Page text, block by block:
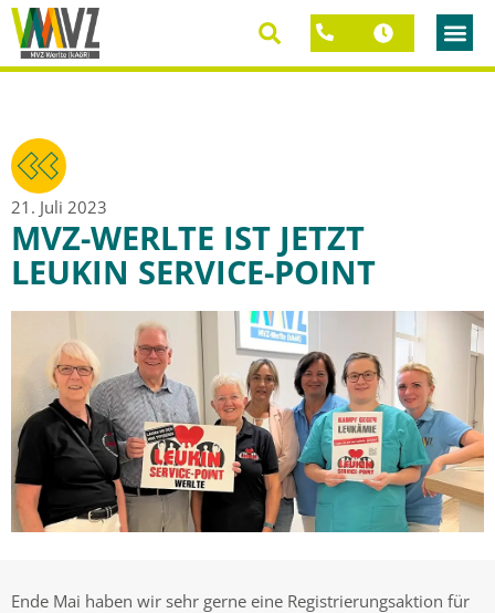
21. Juli 2023
MVZ-WERLTE IST JETZT
LEUKIN SERVICE-POINT
Ende Mai haben wir sehr gerne eine Registrierungsaktion für